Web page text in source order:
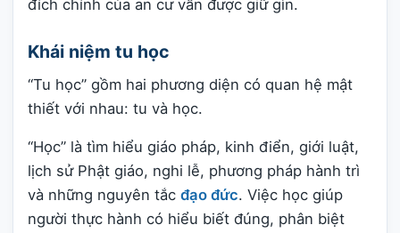
đích chính của an cư vẫn được giữ gìn.
Khái niệm tu học
“Tu học” gồm hai phương diện có quan hệ mật
thiết với nhau: tu và học.
“Học” là tìm hiểu giáo pháp, kinh điển, giới luật,
lịch sử Phật giáo, nghi lễ, phương pháp hành trì
và những nguyên tắc đạo đức. Việc học giúp
người thực hành có hiểu biết đúng, phân biệt